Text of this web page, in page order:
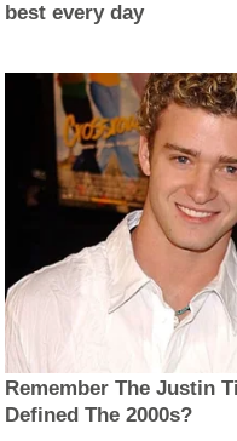
best every day
Remember The Justin
Defined The 2000s?